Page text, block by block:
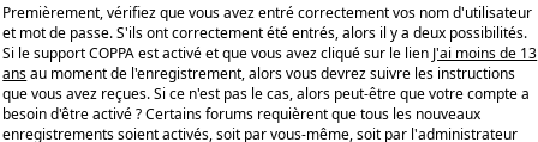
Premièrement, vérifiez que vous avez entré correctement vos nom d'utilisateur
et mot de passe. S'ils ont correctement été entrés, alors il y a deux possibilités.
Si le support COPPA est activé et que vous avez cliqué sur le lien J'ai moins de 13
ansau moment de l'enregistrement, alors vous devrez suivre les instructions
que vous avez reçues. Si ce n'est pas le cas, alors peut-être que votre compte a
besoin d'être activé ? Certains forums requièrent que tous les nouveaux
enregistrements soient activés, soit par vous-même, soit par l'administrateur